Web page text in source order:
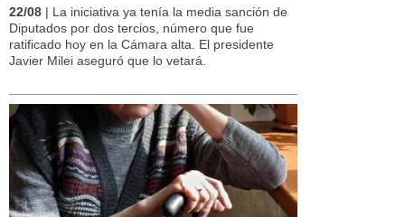
22/08 | La iniciativa ya tenía la media sanción de
Diputados por dos tercios, número que fue
ratificado hoy en la Cámara alta. El presidente
Javier Milei aseguró que lo vetará.